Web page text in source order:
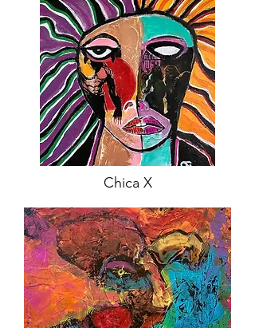
Chica X